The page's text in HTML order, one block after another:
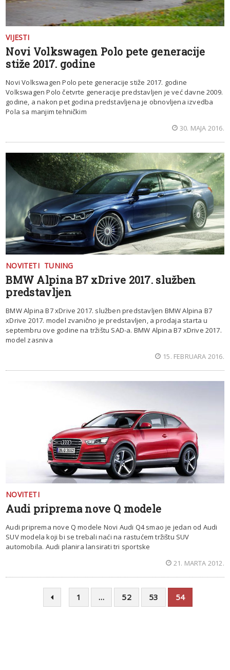
VIJESTI
Novi Volkswagen Polo pete generacije
stiže 2017. godine
Novi Volkswagen Polo pete generacije stiže 2017. godine
Volkswagen Polo četvrte generacije predstavljen je već davne 2009.
godine, a nakon pet godina predstavljena je obnovljena izvedba
Pola sa manjim tehničkim
30. MAJA 2016.
NOVITETI TUNING
BMW Alpina B7 xDrive 2017. služben
predstavljen
BMW Alpina B7 xDrive 2017. služben predstavljen BMW Alpina B7
xDrive 2017. model zvanično je predstavljen, a prodaja starta u
septembru ove godine na tržištu SAD-a. BMW Alpina B7 xDrive 2017.
model zasniva
15. FEBRUARA 2016.
NOVITETI
Audi priprema nove Q modele
Audi priprema nove Q modele Novi Audi Q4 smao je jedan od Audi
SUV modela koji bi se trebali naći na rastućem tržištu SUV
automobila. Audi planira lansirati tri sportske
21. MARTA 2012.
1 … 52 53 54